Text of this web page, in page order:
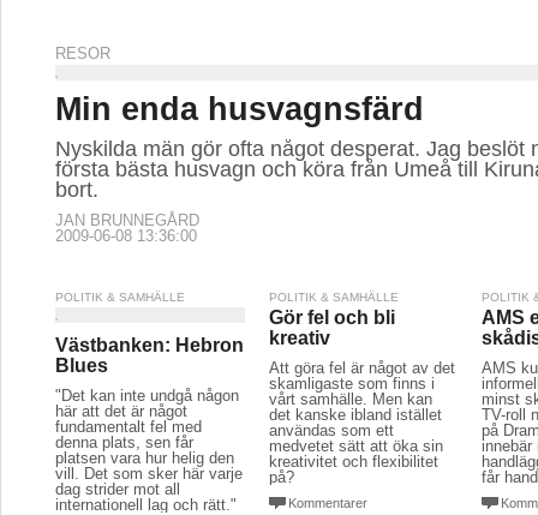
RESOR
Min enda husvagnsfärd
Nyskilda män gör ofta något desperat. Jag beslöt
första bästa husvagn och köra från Umeå till
bort.
JAN BRUNNEGÅRD
2009-06-08 13:36:00
POLITIK & SAMHÄLLE
Västbanken: Hebron
Blues
"Det kan inte undgå någon
här att det är något
fundamentalt fel med
denna plats, sen får
platsen vara hur helig den
vill. Det som sker här varje
dag strider mot all
internationell lag och rätt."
POLITIK & SAMHÄLLE
Gör fel och bli
kreativ
Att göra fel är något av det
skamligaste som finns i
vårt samhälle. Men kan
det kanske ibland istället
användas som ett
medvetet sätt att öka sin
kreativitet och flexibilitet
på?
Kommentarer
POLITIK
AMS
AMS
minst
TV-roll
på
innebär
får